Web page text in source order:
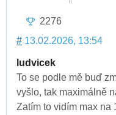
2276
# 13.02.2026, 13:54
ludvicek
To se podle mě buď
vyšlo, tak maximálně
Zatím to vidím max na